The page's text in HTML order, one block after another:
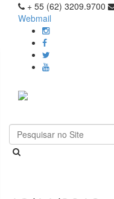
+ 55 (62) 3209.9700
Webmail